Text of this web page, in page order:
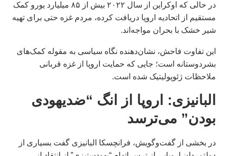
در حالی که اوکراین از سال ۲۰۲۲ بیش از ۸۵ میلیارد یورو کمک
مستقیم از اتحادیه اروپا دریافت کرده، مردم غزه حتی برای تهیه
شیر خشک با بحران مواجه‌اند.
این تفاوت فاحش، نشان‌دهنده نگاه سیاسی به مقوله کمک‌های
بشردوستانه است؛ جایی که حمایت اروپا از غزه قربانی
ملاحظات ژئوپولیتیک شده است.
البانیزی: اروپا از انگ “ضدیهودی
بودن” می‌ترسد
در بخشی از گفت‌وگویش، فرانچسکا البانیزی گفت بسیاری از